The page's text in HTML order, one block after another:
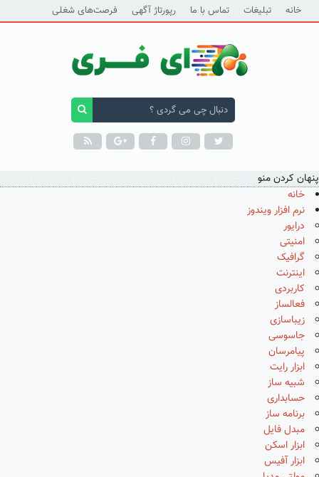
خانه تبلیغات تماس با ما رپورتاژ آگهی فرصت‌های شغلی
پنهان کردن منو
خانه
نرم افزار ویندوز
درایور
امنیتی
گرافیک
اینترنت
کاربردی
فعالساز
زیباسازی
جاسوسی
پیامرسان
ابزار رایت
شبیه ساز
حسابداری
برنامه ساز
مبدل فایل
ابزار اسکن
ابزار آفیس